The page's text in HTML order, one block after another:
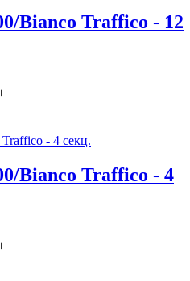
Bianco Traffico - 12
Bianco Traffico - 4